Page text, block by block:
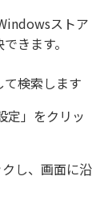
ストア
きます。
て検索します
定」をクリッ
し、画面に沿